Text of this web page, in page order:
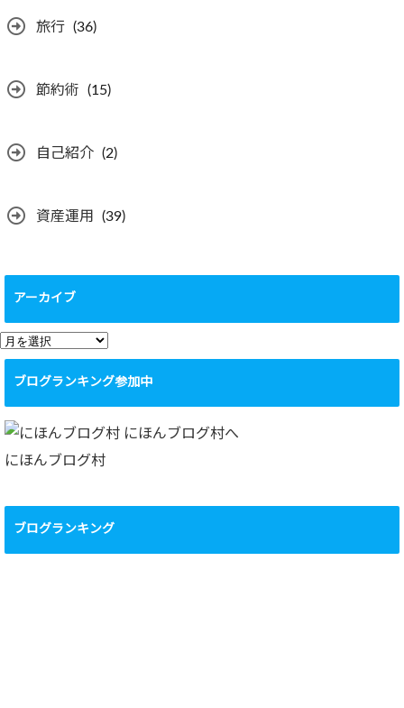
旅行 (36)
節約術 (15)
自己紹介 (2)
資産運用 (39)
アーカイブ
ア
ー
イ
ブ
ブログランキング参加中
にほんブログ村
ブログランキング